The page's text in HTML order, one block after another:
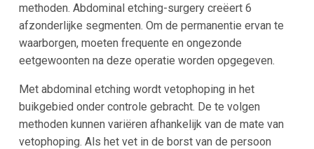
methoden. Abdominal etching-surgery creëert 6
afzonderlijke segmenten. Om de permanentie ervan te
waarborgen, moeten frequente en ongezonde
eetgewoonten na deze operatie worden opgegeven.
Met abdominal etching wordt vetophoping in het
buikgebied onder controle gebracht. De te volgen
methoden kunnen variëren afhankelijk van de mate van
vetophoping. Als het vet in de borst van de persoon